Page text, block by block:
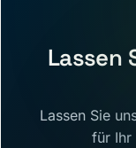
Lassen
Lassen Sie
für Ihr